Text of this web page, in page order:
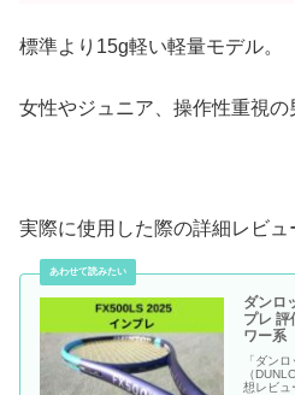
標準より15g軽い軽量モデル。
女性やジュニア、操作性重視の
実際に使用した際の詳細レビュ
ダンロ
プレ 評
ワー系
「ダン
（
想レビュ